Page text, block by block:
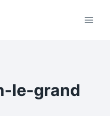
le-grand